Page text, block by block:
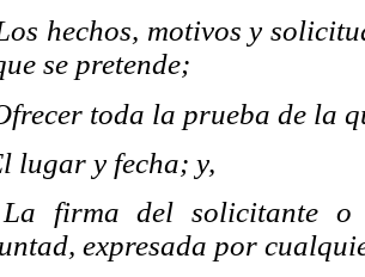
hechos, motivos y
se pretende;
toda la prueba de la
lugar y fecha; y,
firma del solicitante o
expresada por